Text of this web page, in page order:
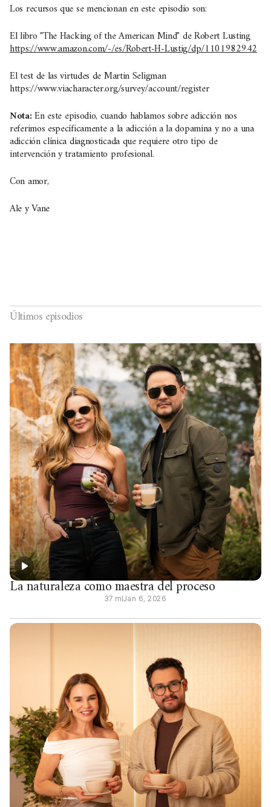
Los recursos que se mencionan en este episodio son:
El libro "The Hacking of the American Mind" de Robert Lusting
https://www.amazon.com/-/es/Robert-H-Lustig/dp/1101982942
El test de las virtudes de Martin Seligman
https://www.viacharacter.org/survey/account/register
Nota:En este episodio, cuando hablamos sobre adicción nos
referimos específicamente a la adicción a la dopamina y no a una
adicción clínica diagnosticada que requiere otro tipo de
intervención y tratamiento profesional.
Con amor,
Ale y Vane
Últimos episodios
La naturaleza como maestra del proceso
37 mJan 6, 2026